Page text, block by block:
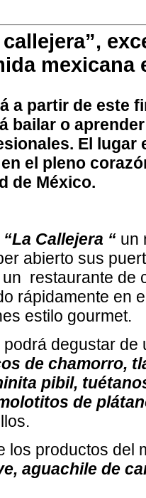
callejera”,
mexicana
a partir de este
bailar o
El lugar
el pleno
de México.
“La Callejera “ un
abierto sus
restaurante de
rápidamente en
estilo gourmet.
podrá degustar
de chamorro,
pibil,
de
los productos del
aguachile de